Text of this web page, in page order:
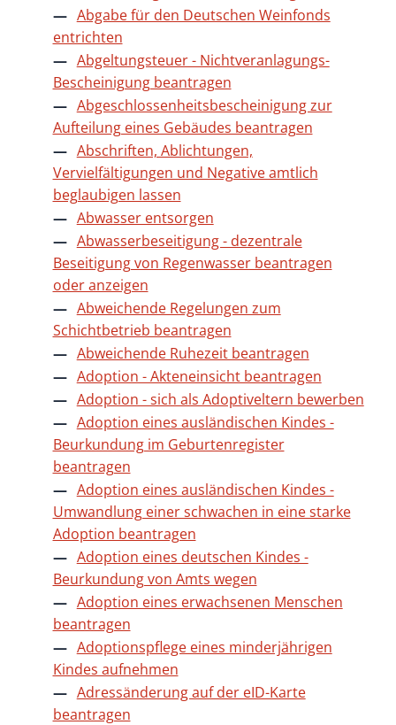
Abgabe für den Deutschen Weinfonds
entrichten
Abgeltungsteuer - Nichtveranlagungs-
Bescheinigung beantragen
Abgeschlossenheitsbescheinigung zur
Aufteilung eines Gebäudes beantragen
Abschriften, Ablichtungen,
Vervielfältigungen und Negative amtlich
beglaubigen lassen
Abwasser entsorgen
Abwasserbeseitigung - dezentrale
Beseitigung von Regenwasser beantragen
oder anzeigen
Abweichende Regelungen zum
Schichtbetrieb beantragen
Abweichende Ruhezeit beantragen
Adoption - Akteneinsicht beantragen
Adoption - sich als Adoptiveltern bewerben
Adoption eines ausländischen Kindes -
Beurkundung im Geburtenregister
beantragen
Adoption eines ausländischen Kindes -
Umwandlung einer schwachen in eine starke
Adoption beantragen
Adoption eines deutschen Kindes -
Beurkundung von Amts wegen
Adoption eines erwachsenen Menschen
beantragen
Adoptionspflege eines minderjährigen
Kindes aufnehmen
Adressänderung auf der eID-Karte
beantragen